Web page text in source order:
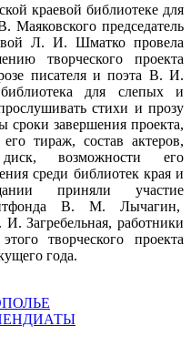
краевой библиотеке для
председатель
Л. И. Шматко провела
творческого проекта
писателя и поэта В. И.
для слепых и
стихи и прозу
завершения проекта,
тираж, состав актеров,
возможности его
среди библиотек края и
приняли участие
В. М. Лычагин,
Загребельная, работники
творческого проекта
года.